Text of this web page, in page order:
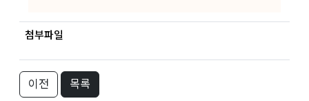
첨부파일
이전 목록